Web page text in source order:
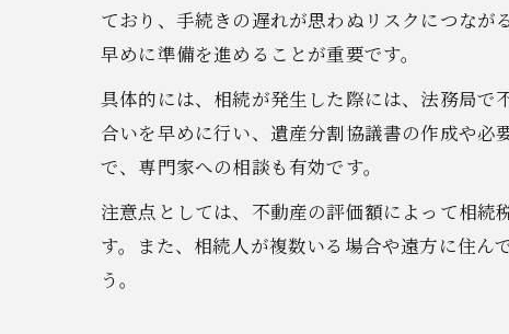
ており、手続きの遅れが思わぬリスクにつなが
早めに準備を進めることが重要です。
具体的には、相続が発生した際には、法務局
合いを早めに行い、遺産分割協議書の作成や必
で、専門家への相談も有効です。
注意点としては、不動産の評価額によって相
す。また、相続人が複数いる場合や遠方に住ん
う。